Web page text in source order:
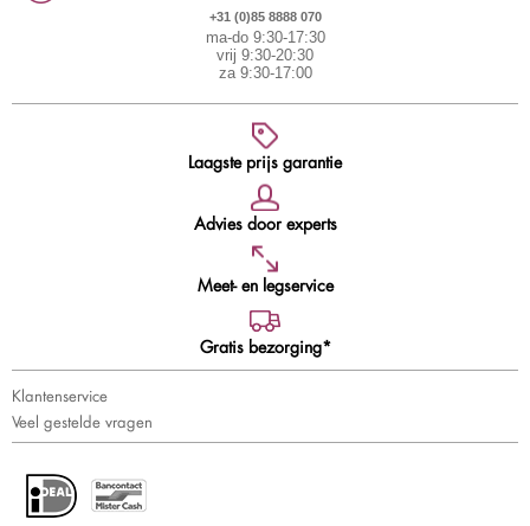
+31 (0)85 8888 070
ma-do 9:30-17:30
vrij 9:30-20:30
za 9:30-17:00
Laagste prijs garantie
Advies door experts
Meet- en legservice
Gratis bezorging*
Klantenservice
Veel gestelde vragen